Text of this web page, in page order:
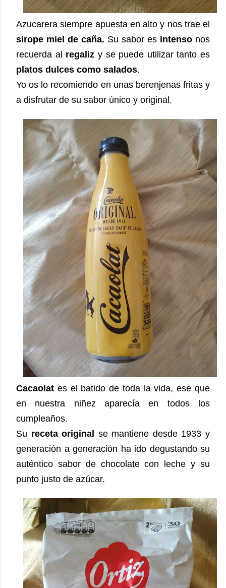
Azucarera siempre apuesta en alto y nos trae el
sirope miel de caña. Su sabor es intenso nos
recuerda al regaliz y se puede utilizar tanto es
platos dulces como salados.
Yo os lo recomiendo en unas berenjenas fritas y
a disfrutar de su sabor único y original.
Cacaolat es el batido de toda la vida, ese que
en nuestra niñez aparecía en todos los
cumpleaños.
Su receta original se mantiene desde 1933 y
generación a generación ha ido degustando su
auténtico sabor de chocolate con leche y su
punto justo de azúcar.